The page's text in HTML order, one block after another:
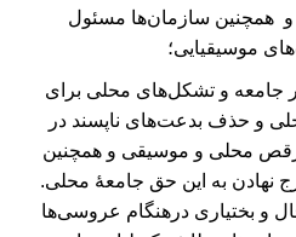
و همچنین سازمان‌ها مسئول
موسیقیایی؛
جامعه و تشکل‌های محلی برای
و حذف بدعت‌های ناپسند در
محلی و موسیقی و همچنین
نهادن به این حق جامعۀ محلی.
و بختیاری درهنگام عروسی‌ها